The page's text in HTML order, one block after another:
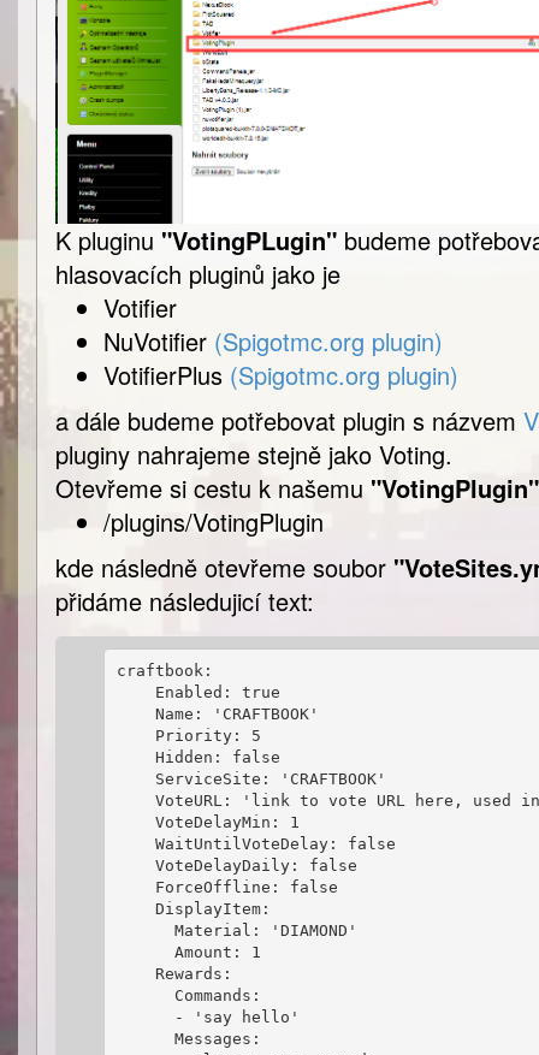
K pluginu "VotingPLugin" budeme
hlasovacích pluginů jako je
Votifier
NuVotifier (Spigotmc.org plugin)
VotifierPlus (Spigotmc.org plugin)
a dále budeme potřebovat plugin s názvem
pluginy nahrajeme stejně jako Voting.
Otevřeme si cestu k našemu "VotingPlugin"
/plugins/VotingPlugin
kde následně otevřeme soubor
přidáme následujicí text:
craftbook:
    Enabled: true
    Name: 'CRAFTBOOK'
    Priority: 5
    Hidden: false
    ServiceSite: 'CRAFTBOOK'
VoteURL: 'link to vote URL here, used
    VoteDelayMin: 1
    WaitUntilVoteDelay: false
    VoteDelayDaily: false
    ForceOffline: false
    DisplayItem:
      Material: 'DIAMOND'
      Amount: 1
    Rewards:
      Commands:
      - 'say hello'
      Messages: